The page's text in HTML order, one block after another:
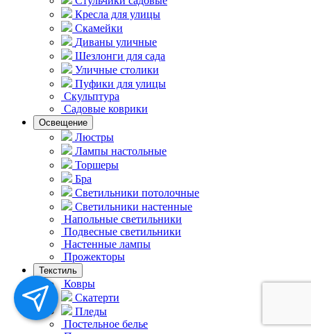
Кресла для улицы
Скамейки
Диваны уличные
Шезлонги для сада
Уличные столики
Пуфики для улицы
Скульптура
Садовые коврики
Освещение
Люстры
Лампы настольные
Торшеры
Бра
Светильники потолочные
Светильники настенные
Напольные светильники
Подвесные светильники
Hастенные лампы
Прожекторы
Текстиль
Ковры
Скатерти
Пледы
Постельное белье